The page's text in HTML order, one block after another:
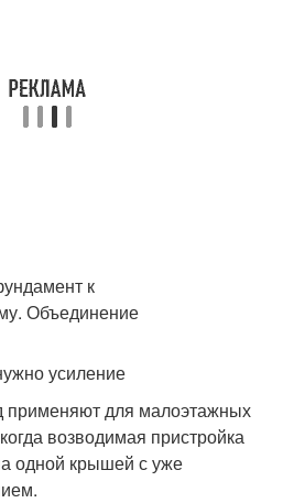
усиление
применяют для малоэтажных
возводимая пристройка
одной крышей с уже